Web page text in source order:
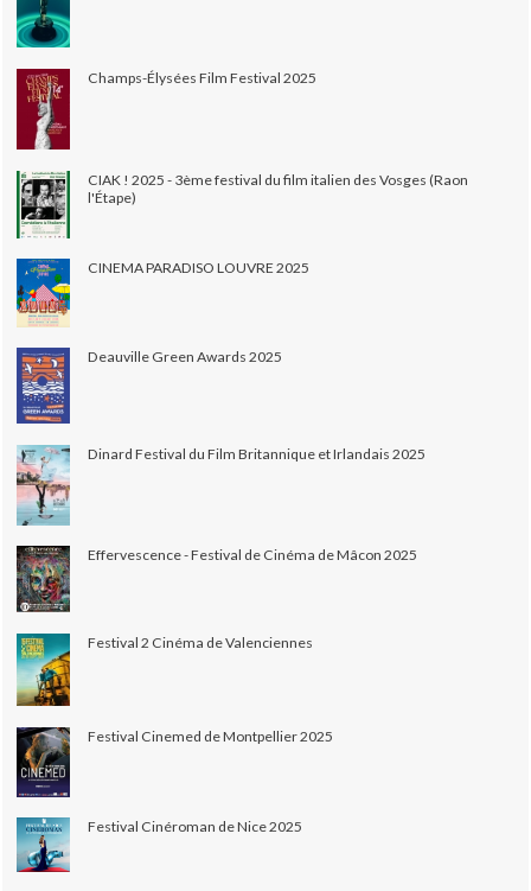
Champs-Élysées Film Festival 2025
CIAK ! 2025 - 3ème festival du film italien des Vosges (Raon
l'Étape)
CINEMA PARADISO LOUVRE 2025
Deauville Green Awards 2025
Dinard Festival du Film Britannique et Irlandais 2025
Effervescence - Festival de Cinéma de Mâcon 2025
Festival 2 Cinéma de Valenciennes
Festival Cinemed de Montpellier 2025
Festival Cinéroman de Nice 2025